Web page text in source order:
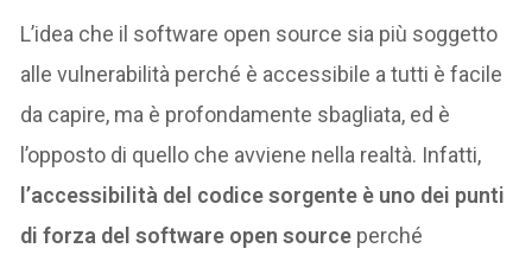
L’idea che il software open source sia più soggetto
alle vulnerabilità perché è accessibile a tutti è facile
da capire, ma è profondamente sbagliata, ed è
l’opposto di quello che avviene nella realtà. Infatti,
l’accessibilità del codice sorgente è uno dei punti
di forza del software open source perché